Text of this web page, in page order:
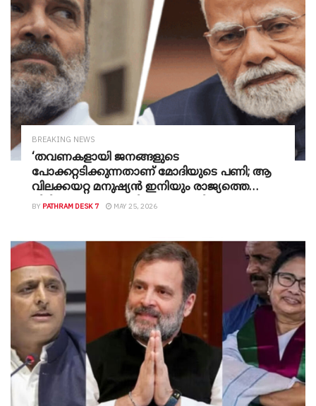
BREAKING NEWS
‘തവണകളായി ജനങ്ങളുടെ
പോക്കറ്റടിക്കുന്നതാണ് മോദിയുടെ പണി; ആ
വിലക്കയറ്റ മനുഷ്യൻ ഇനിയും രാജ്യത്തെ
പിഴിയും‘ – ഇന്ധനവില വർധനയിൽ രൂക്ഷ
BY PATHRAM DESK 7 MAY 25, 2026